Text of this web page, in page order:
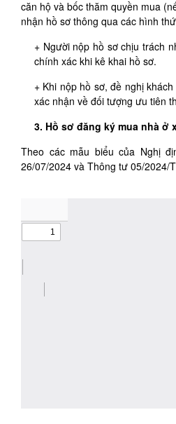
căn hộ và bốc thăm quyền mua
nhận hồ sơ thông qua các hình
+ Người nộp hồ sơ chịu trách
chính xác khi kê khai hồ sơ.
+ Khi nộp hồ sơ, đề nghị
xác nhận về đối tượng ưu tiên
3. Hồ sơ đăng ký mua nhà ở
Theo các mẫu biểu của Nghị
26/07/2024 và Thông tư 05/2024/